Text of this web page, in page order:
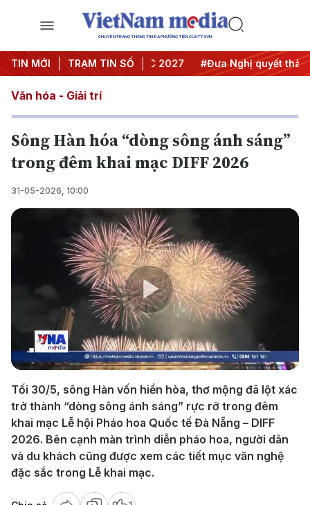
CHUYÊN TRANG THÔNG TIN ĐA PHƯƠNG TIỆN CỦA TTXVN
TIN MỚI TRẠM TIN SỐ
Trung ương 3 #APEC 2027 #Đưa Nghị quyết thành
Văn hóa - Giải trí
Sông Hàn hóa “dòng sông ánh sáng”
trong đêm khai mạc DIFF 2026
31-05-2026, 10:00
Play
Video
Tối 30/5, sông Hàn vốn hiền hòa, thơ mộng đã lột xác
trở thành “dòng sông ánh sáng” rực rỡ trong đêm
khai mạc Lễ hội Pháo hoa Quốc tế Đà Nẵng – DIFF
2026. Bên cạnh màn trình diễn pháo hoa, người dân
và du khách cũng được xem các tiết mục văn nghệ
đặc sắc trong Lễ khai mạc.